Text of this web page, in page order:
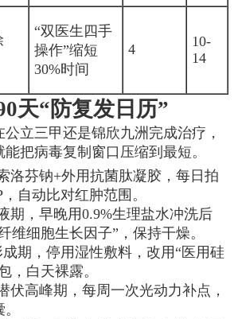
“双医生四手
操作”缩短
30%时间
4
10-
14
天“防复发日历”
三甲还是锦欣九洲完成治疗，
把病毒复制窗口压缩到最短。
洛芬钠+外用抗菌肽凝胶，每日拍
自动比对红肿范围。
期，早晚用0.9%生理盐水冲洗后
维细胞生长因子”，保持干燥。
期，停用湿性敷料，改用“医用硅
，白天裸露。
伏高峰期，每周一次光动力补点，